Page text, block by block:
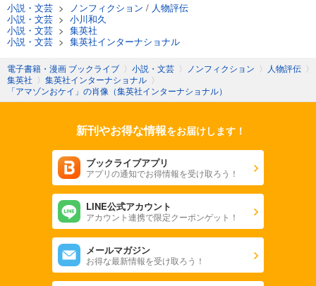
小説・文芸 > ノンフィクション / 人物評伝
小説・文芸 > 小川和久
小説・文芸 > 集英社
小説・文芸 > 集英社インターナショナル
電子書籍・漫画 ブックライブ 〉 小説・文芸 〉 ノンフィクション 〉 人物評伝 〉
集英社 〉 集英社インターナショナル 〉
「アマゾンおケイ」の肖像（集英社インターナショナル）
新刊やお得な情報をお届けします！
ブックライブアプリ
アプリの通知でお得情報を受け取ろう！
LINE公式アカウント
アカウント連携で限定クーポンゲット！
メールマガジン
お得な最新情報を受け取ろう！